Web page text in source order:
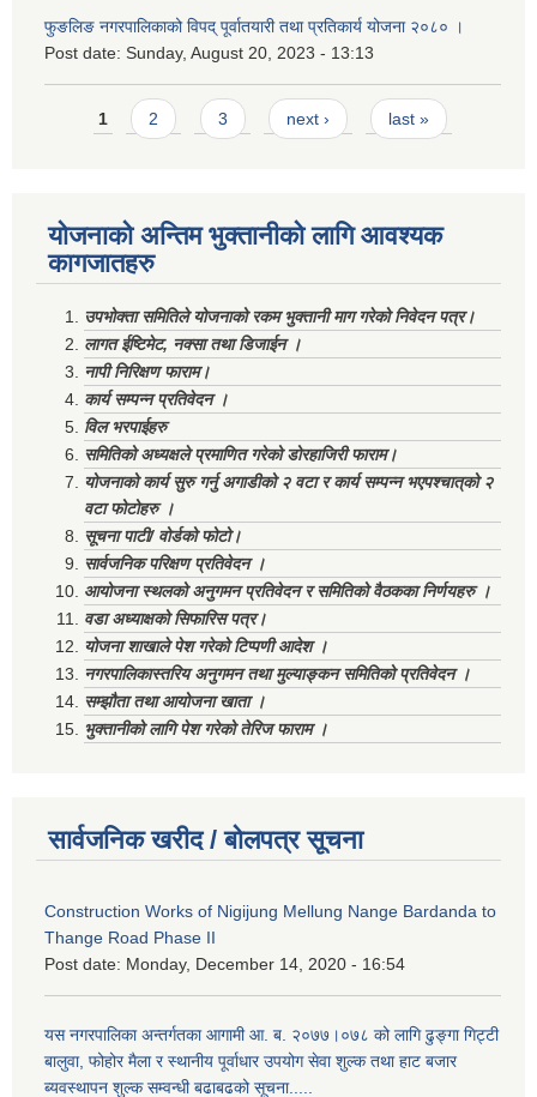
फुङलिङ नगरपालिकाको विपद् पूर्वातयारी तथा प्रतिकार्य योजना २०८० ।
Post date: Sunday, August 20, 2023 - 13:13
Pages
1 2 3 next › last »
योजनाको अन्तिम भुक्तानीको लागि आवश्यक
कागजातहरु
उपभोक्ता समितिले योजनाको रकम भुक्तानी माग गरेको निवेदन पत्र।
लागत ईष्टिमेट, नक्सा तथा डिजाईन ।
नापी निरिक्षण फाराम।
कार्य सम्पन्न प्रतिवेदन ।
विल भरपाईहरु
समितिको अध्यक्षले प्रमाणित गरेको डोरहाजिरी फाराम।
योजनाको कार्य सुरु गर्नु अगाडीको २ वटा र कार्य सम्पन्न भएपश्चात्‌को २
वटा फोटोहरु ।
सूचना पाटी/ वोर्डको फोटो।
सार्वजनिक परिक्षण प्रतिवेदन ।
आयोजना स्थलको अनुगमन प्रतिवेदन र समितिको वैठकका निर्णयहरु ।
वडा अध्याक्षको सिफारिस पत्र।
योजना शाखाले पेश गरेको टिप्पणी आदेश ।
नगरपालिकास्तरिय अनुगमन तथा मुल्याङ्कन समितिको प्रतिवेदन ।
सम्झौता तथा आयोजना खाता ।
भुक्तानीको लागि पेश गरेको तेरिज फाराम ।
सार्वजनिक खरीद / बोलपत्र सूचना
Construction Works of Nigijung Mellung Nange Bardanda to
Thange Road Phase II
Post date: Monday, December 14, 2020 - 16:54
यस नगरपालिका अन्तर्गतका आगामी आ. ब. २०७७।०७८ को लागि ढुङ्गा गिट्टी
बालुवा, फोहोर मैला र स्थानीय पूर्वाधार उपयोग सेवा शुल्क तथा हाट बजार
ब्यवस्थापन शुल्क सम्वन्धी बढाबढको सूचना.....